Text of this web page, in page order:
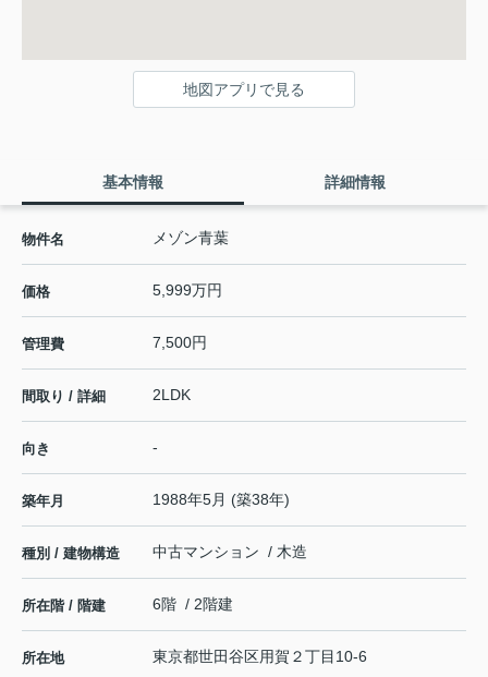
地図アプリで見る
基本情報 詳細情報
物件名 メゾン青葉
価格 5,999万円
管理費 7,500円
間取り / 詳細 2LDK
向き -
築年月 1988年5月 (築38年)
種別 / 建物構造 中古マンション / 木造
所在階 / 階建 6階 / 2階建
所在地 東京都世田谷区用賀 ２丁目10-6